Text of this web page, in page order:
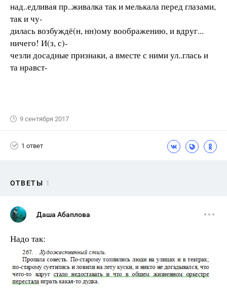
над..едливая пр..живалка так и мелькала перед глазами,
так и чу-
дилась возбуждё(н, нн)ому воображению, и вдруг...
ничего! И(з, с)-
чезли досадные признаки, а вместе с ними ул..глась и
та нравст-
9 сентября 2017
1 ответ
ОТВЕТЫ 1
Даша Абаплова
Надо так: